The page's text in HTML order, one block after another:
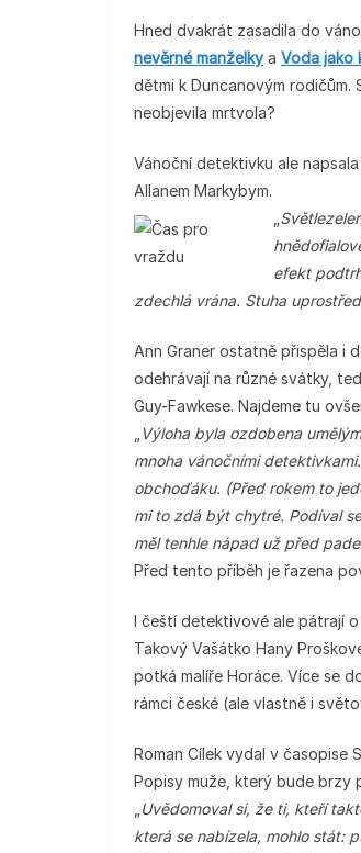
Hned dvakrát zasadila do
nevěrné manželky a Voda jako
dětmi k Duncanovým
neobjevila mrtvola?
Vánoční detektivku ale
Allanem Markybym.
efekt
zdechlá vrána. Stuha
Ann Graner ostatně přispěla i
odehrávají na různé svátky,
Guy-Fawkese. Najdeme tu
Výloha byla ozdobena
mnoha vánočními
obchoďáku. (Před rokem to
mi to zdá být chytré. Podíval
měl tenhle nápad už před
Před tento příběh je řazena
I čeští detektivové ale pátrají o
Takový Vašátko Hany
potká malíře Horáce. Více se
rámci české (ale vlastně i
Roman Cílek vydal v časopise
Popisy muže, který bude brzy
Uvědomoval si, že ti, kteří
která se nabízela, mohlo stát: